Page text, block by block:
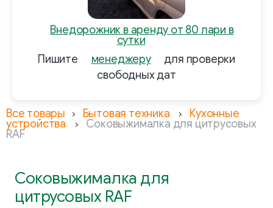
Внедорожник в аренду от 80 лари в
сутки
Пишите
менеджеру
для проверки
свободных дат
Все товары Бытовая техника Кухонные
устройства Соковыжималка для цитрусовых
RAF
Соковыжималка для
цитрусовых RAF